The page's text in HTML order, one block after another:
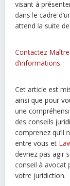
visant à
dans le cadre
attend la suite
Contactez
d’informations.
Cet article est
ainsi que pour
une
des conseils
comprenez qu’il
entre vous et
devriez pas agir
conseil à avocat
votre juridiction.